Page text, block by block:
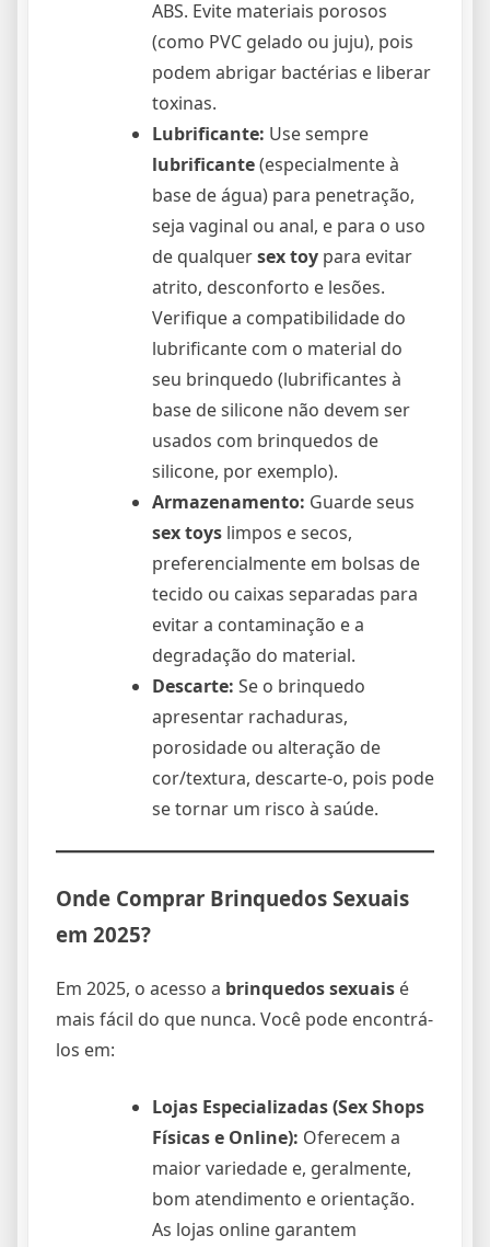
ABS. Evite materiais porosos
(como PVC gelado ou juju), pois
podem abrigar bactérias e liberar
toxinas.
Lubrificante: Use sempre
lubrificante(especialmente à
base de água) para penetração,
seja vaginal ou anal, e para o uso
de qualquersex toy para evitar
atrito, desconforto e lesões.
Verifique a compatibilidade do
lubrificante com o material do
seu brinquedo (lubrificantes à
base de silicone não devem ser
usados com brinquedos de
silicone, por exemplo).
Armazenamento: Guarde seus
sex toys limpos e secos,
preferencialmente em bolsas de
tecido ou caixas separadas para
evitar a contaminação e a
degradação do material.
Descarte: Se o brinquedo
apresentar rachaduras,
porosidade ou alteração de
cor/textura, descarte-o, pois pode
se tornar um risco à saúde.
Onde Comprar Brinquedos Sexuais
em 2025?
Em 2025, o acesso a brinquedos sexuais é
mais fácil do que nunca. Você pode encontrá-
los em:
Lojas Especializadas (Sex Shops
Físicas e Online): Oferecem a
maior variedade e, geralmente,
bom atendimento e orientação.
As lojas online garantem